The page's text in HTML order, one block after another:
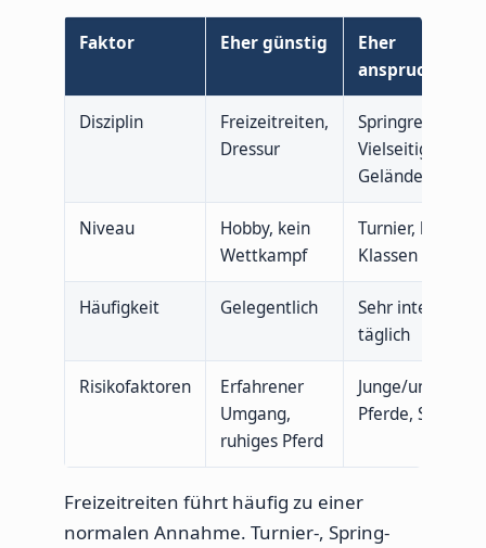
Faktor Eher günstig
Eher
anspruchsvoll
Disziplin
Freizeitreiten,
Dressur
Springreiten,
Vielseitigkeit,
Gelände
Niveau
Hobby, kein
Wettkampf
Turnier, höhere
Klassen
Häufigkeit Gelegentlich
Sehr intensiv,
täglich
Risikofaktoren
Erfahrener
Umgang,
ruhiges Pferd
Junge/
Pferde, Springen
Freizeitreiten führt häufig zu einer
normalen Annahme. Turnier-, Spring-